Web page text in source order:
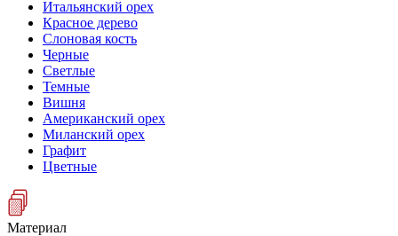
Итальянский орех
Красное дерево
Слоновая кость
Черные
Светлые
Темные
Вишня
Американский орех
Миланский орех
Графит
Цветные
Материал